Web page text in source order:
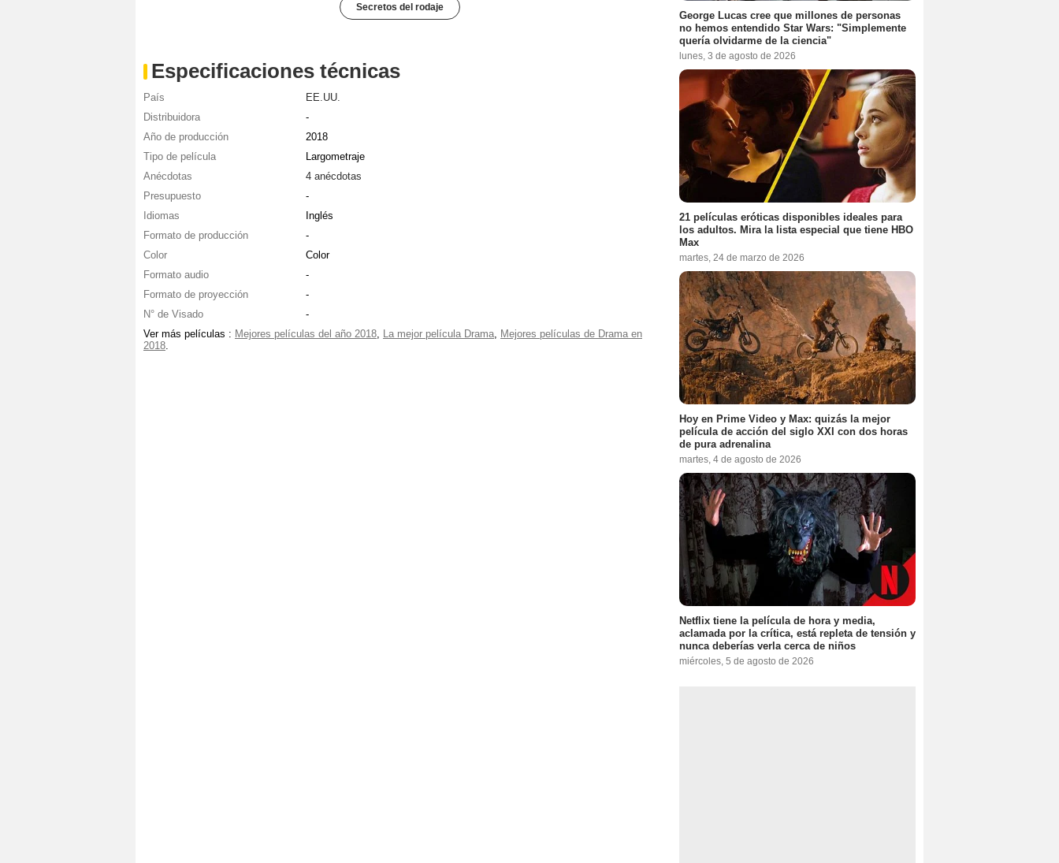
Secretos del rodaje
Especificaciones técnicas
País
EE.UU.
Distribuidora
-
Año de producción
2018
Tipo de película
Largometraje
Anécdotas
4 anécdotas
Presupuesto
-
Idiomas
Inglés
Formato de producción
-
Color
Color
Formato audio
-
Formato de proyección
-
N° de Visado
-
Ver más películas : Mejores películas del año 2018, La mejor película Drama, Mejores películas de Drama en
2018.
George Lucas cree que millones de personas
no hemos entendido Star Wars: "Simplemente
quería olvidarme de la ciencia"
lunes, 3 de agosto de 2026
21 películas eróticas disponibles ideales para
los adultos. Mira la lista especial que tiene HBO
Max
martes, 24 de marzo de 2026
Hoy en Prime Video y Max: quizás la mejor
película de acción del siglo XXI con dos horas
de pura adrenalina
martes, 4 de agosto de 2026
Netflix tiene la película de hora y media,
aclamada por la crítica, está repleta de tensión y
nunca deberías verla cerca de niños
miércoles, 5 de agosto de 2026